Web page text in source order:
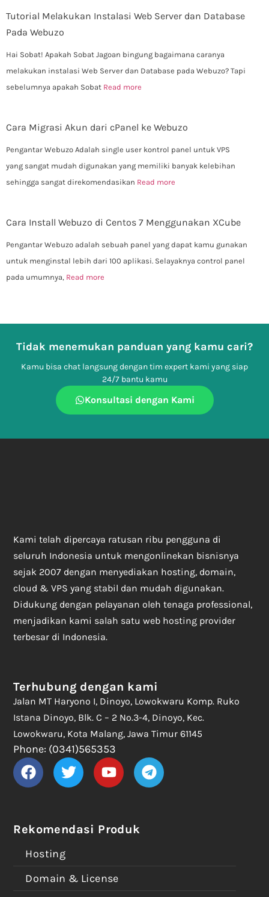
Tutorial Melakukan Instalasi Web Server dan Database
Pada Webuzo
Hai Sobat! Apakah Sobat Jagoan bingung bagaimana caranya
melakukan instalasi Web Server dan Database pada Webuzo? Tapi
sebelumnya apakah Sobat Read more
Cara Migrasi Akun dari cPanel ke Webuzo
Pengantar Webuzo Adalah single user kontrol panel untuk VPS
yang sangat mudah digunakan yang memiliki banyak kelebihan
sehingga sangat direkomendasikan Read more
Cara Install Webuzo di Centos 7 Menggunakan XCube
Pengantar Webuzo adalah sebuah panel yang dapat kamu gunakan
untuk menginstal lebih dari 100 aplikasi. Selayaknya control panel
pada umumnya, Read more
Tidak menemukan panduan yang kamu cari?
Kamu bisa chat langsung dengan tim expert kami yang siap
24/7 bantu kamu
Konsultasi dengan Kami
Kami telah dipercaya ratusan ribu pengguna di
seluruh Indonesia untuk mengonlinekan bisnisnya
sejak 2007 dengan menyediakan hosting, domain,
cloud & VPS yang stabil dan mudah digunakan.
Didukung dengan pelayanan oleh tenaga professional,
menjadikan kami salah satu web hosting provider
terbesar di Indonesia.
Rekomendasi Produk
Hosting
Domain & License
Terhubung dengan kami
Jalan MT Haryono I, Dinoyo, Lowokwaru Komp. Ruko
Istana Dinoyo, Blk. C – 2 No.3-4, Dinoyo, Kec.
Lowokwaru, Kota Malang, Jawa Timur 61145
Phone: (0341)565353